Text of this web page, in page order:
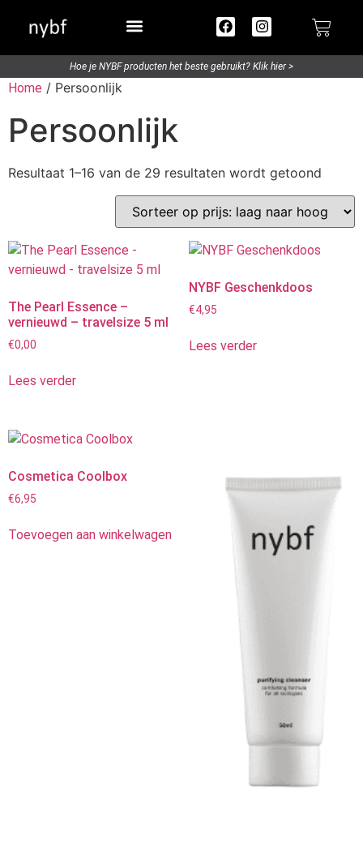
Hoe je NYBF producten het beste gebruikt? Klik hier >
Home / Persoonlijk
Persoonlijk
Resultaat 1–16 van de 29 resultaten wordt getoond
The Pearl Essence –
vernieuwd – travelsize 5 ml
€0,00
Lees verder
NYBF Geschenkdoos
€4,95
Lees verder
Cosmetica Coolbox
€6,95
Toevoegen aan winkelwagen